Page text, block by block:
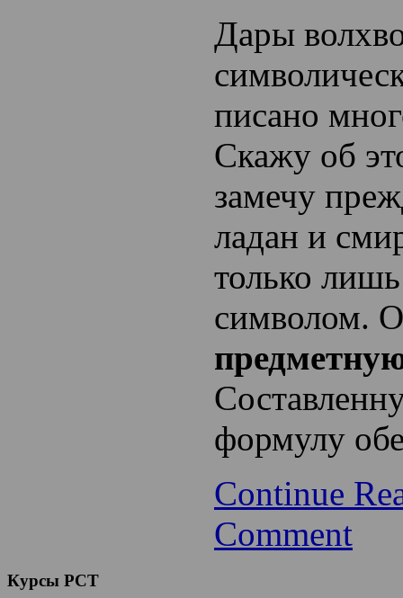
Дары
писано
Скажу об
замечу
ладан и
только
символом.
формулу
Continue
Comment
Курсы РСТ